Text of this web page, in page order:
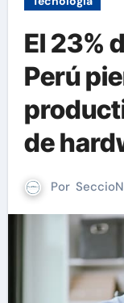
El 23%
Perú
de
Por